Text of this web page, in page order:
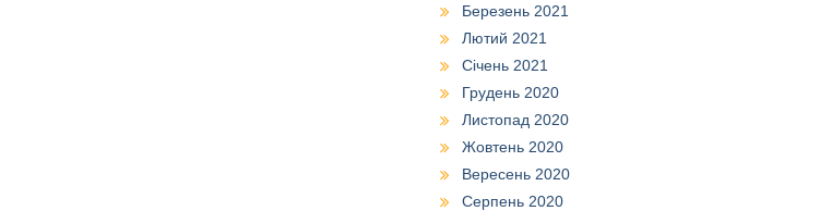
Березень 2021
Лютий 2021
Січень 2021
Грудень 2020
Листопад 2020
Жовтень 2020
Вересень 2020
Серпень 2020